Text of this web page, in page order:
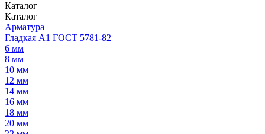
Каталог
Каталог
Арматура
Гладкая А1 ГОСТ 5781-82
6 мм
8 мм
10 мм
12 мм
14 мм
16 мм
18 мм
20 мм